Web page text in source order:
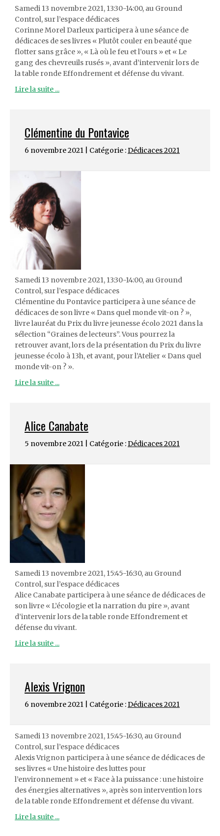
Samedi 13 novembre 2021, 13:30-14:00, au Ground
Control, sur l’espace dédicaces
Corinne Morel Darleux participera à une séance de
dédicaces de ses livres « Plutôt couler en beauté que
flotter sans grâce », « Là où le feu et l’ours » et « Le
gang des chevreuils rusés », avant d’intervenir lors de
la table ronde Effondrement et défense du vivant.
Lire la suite ...
Clémentine du Pontavice
6 novembre 2021 | Catégorie :Dédicaces 2021
Samedi 13 novembre 2021, 13:30-14:00, au Ground
Control, sur l’espace dédicaces
Clémentine du Pontavice participera à une séance de
dédicaces de son livre « Dans quel monde vit-on ? »,
livre lauréat du Prix du livre jeunesse écolo 2021 dans la
sélection “Graines de lecteurs”. Vous pourrez la
retrouver avant, lors de la présentation du Prix du livre
jeunesse écolo à 13h, et avant, pour l’Atelier « Dans quel
monde vit-on ? ».
Lire la suite ...
Alice Canabate
5 novembre 2021 | Catégorie :Dédicaces 2021
Samedi 13 novembre 2021, 15:45-16:30, au Ground
Control, sur l’espace dédicaces
Alice Canabate participera à une séance de dédicaces de
son livre « L’écologie et la narration du pire », avant
d’intervenir lors de la table ronde Effondrement et
défense du vivant.
Lire la suite ...
Alexis Vrignon
6 novembre 2021 | Catégorie :Dédicaces 2021
Samedi 13 novembre 2021, 15:45-16:30, au Ground
Control, sur l’espace dédicaces
Alexis Vrignon participera à une séance de dédicaces de
ses livres « Une histoire des luttes pour
l’environnement » et « Face à la puissance : une histoire
des énergies alternatives », après son intervention lors
de la table ronde Effondrement et défense du vivant.
Lire la suite ...